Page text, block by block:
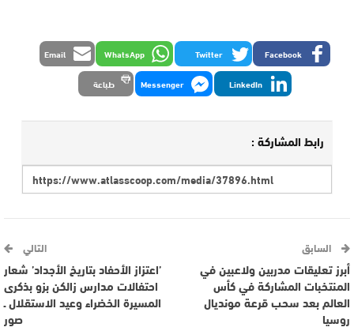
Facebook
Twitter
WhatsApp
Email
LinkedIn
Messenger طباعة
رابط المشاركة :
السابق
أبرز تعليقات مدربين ولاعبين في
المنتخبات المشاركة في كأس
العالم بعد سحب قرعة مونديال
روسيا
التالي
’اعتزاز الأحفاد بتاريخ الأجداد’ شعار
احتفالات مدارس زالكن بزو بذكرى
المسيرة الخضراء وعيد الاستقلال ـ
صور